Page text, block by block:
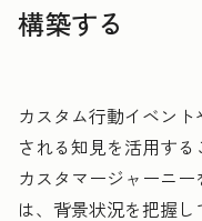
構築する
カスタム行動イベン
される知見を活用す
カスタマージャーニ
は、背景状況を把握